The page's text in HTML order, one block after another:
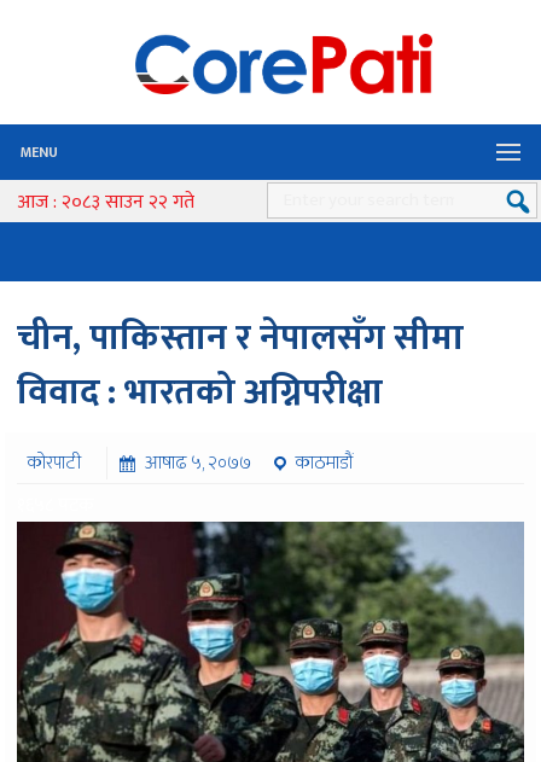
MENU
आज : २०८३ साउन २२ गते
चीन, पाकिस्तान र नेपालसँग सीमा
विवाद : भारतको अग्निपरीक्षा
कोरपाटी आषाढ ५, २०७७
काठमाडौं